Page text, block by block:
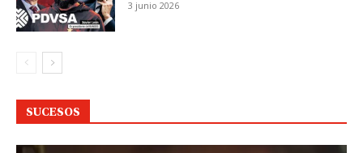
3 junio 2026
SUCESOS